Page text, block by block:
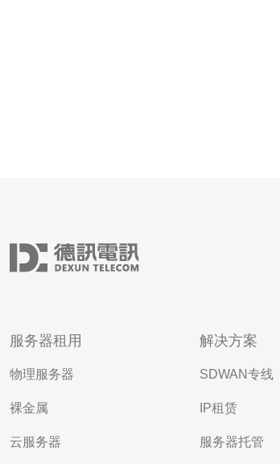
服务器租用
物理服务器
裸金属
云服务器
解决方案
SDWAN专线
IP租赁
服务器托管